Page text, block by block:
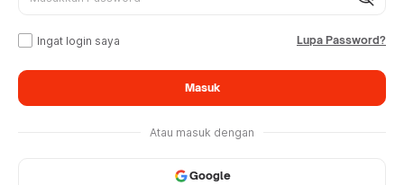
Ingat login saya Lupa Password?
Masuk
Atau masuk dengan
Google